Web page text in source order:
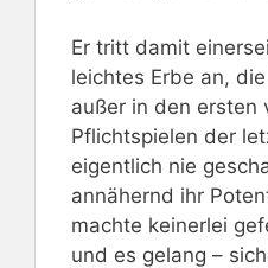
Er tritt damit
leichtes Erbe an,
außer in den ersten
Pflichtspielen der
eigentlich nie
annähernd ihr
machte keinerlei
und es gelang –